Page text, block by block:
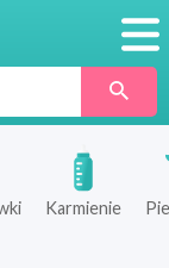
Karmienie